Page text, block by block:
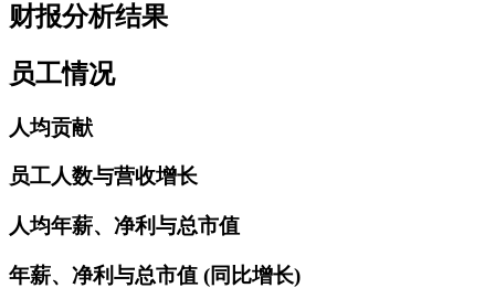
财报分析结果
员工情况
人均贡献
员工人数与营收增长
人均年薪、净利与总市值
年薪、净利与总市值 (同比增长)